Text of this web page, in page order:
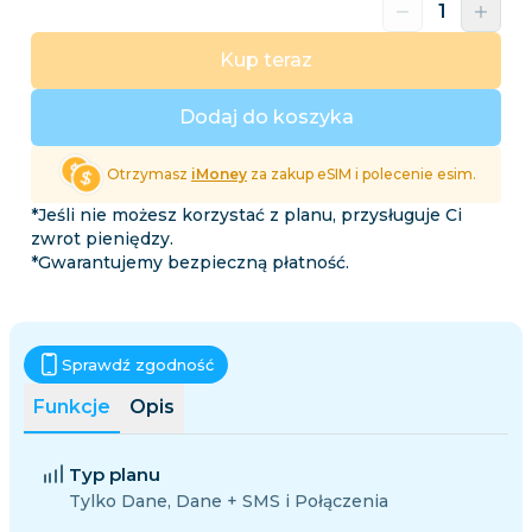
Dodaj do koszyka
Kup teraz
Otrzymasz iMoney za zakup eSIM i polecenie esim.
*Jeśli nie możesz korzystać z planu, przysługuje Ci
zwrot pieniędzy.
*Gwarantujemy bezpieczną płatność.
Funkcje Opis
Sprawdź zgodność
Typ planu
Tylko Dane, Dane + SMS i Połączenia